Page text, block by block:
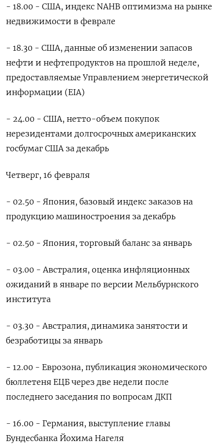
- 18.00 - США, индекс NAHB оптимизма на рынке
недвижимости в феврале
- 18.30 - США, данные об изменении запасов
нефти и нефтепродуктов на прошлой неделе,
предоставляемые Управлением энергетической
информации (EIA)
- 24.00 - США, нетто-объем покупок
нерезидентами долгосрочных американских
госбумаг США за декабрь
Четверг, 16 февраля
- 02.50 - Япония, базовый индекс заказов на
продукцию машиностроения за декабрь
- 02.50 - Япония, торговый баланс за январь
- 03.00 - Австралия, оценка инфляционных
ожиданий в январе по версии Мельбурнского
института
- 03.30 - Австралия, динамика занятости и
безработицы за январь
- 12.00 - Еврозона, публикация экономического
бюллетеня ЕЦБ через две недели после
последнего заседания по вопросам ДКП
- 16.00 - Германия, выступление главы
Бундесбанка Йохима Нагеля